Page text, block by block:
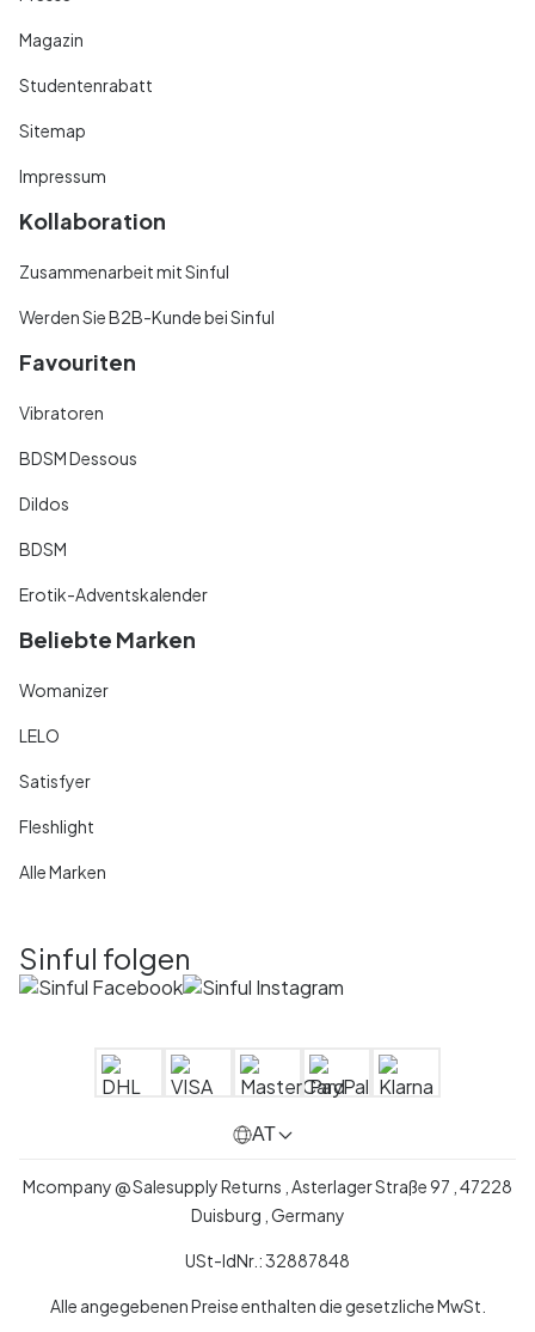
Magazin
Studentenrabatt
Sitemap
Impressum
Kollaboration
Zusammenarbeit mit Sinful
Werden Sie B2B-Kunde bei Sinful
Favouriten
Vibratoren
BDSM Dessous
Dildos
BDSM
Erotik-Adventskalender
Beliebte Marken
Womanizer
LELO
Satisfyer
Fleshlight
Alle Marken
Sinful folgen
AT
Mcompany @ Salesupply Returns , Asterlager Straße 97 , 47228
Duisburg , Germany
USt-IdNr.: 32887848
Alle angegebenen Preise enthalten die gesetzliche MwSt.